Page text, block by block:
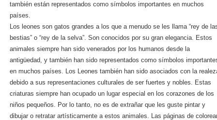
también están representados como símbolos importantes en muchos
países.
Los leones son gatos grandes a los que a menudo se les llama “rey de
bestias” o “rey de la selva”. Son conocidos por su gran elegancia. Estos
animales siempre han sido venerados por los humanos desde la
antigüedad, y también han sido representados como símbolos
en muchos países. Los Leones también han sido asociados con la
debido a sus representaciones culturales de ser fuertes y nobles. Estas
criaturas siempre han ocupado un lugar especial en los corazones de los
niños pequeños. Por lo tanto, no es de extrañar que les guste pintar y
dibujar o retratar artísticamente a estos animales. Las páginas de